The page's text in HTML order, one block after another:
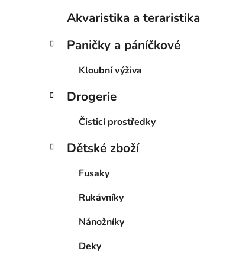
Akvaristika a teraristika
Paničky a páníčkové
Kloubní výživa
Drogerie
Čisticí prostředky
Dětské zboží
Fusaky
Rukávníky
Nánožníky
Deky